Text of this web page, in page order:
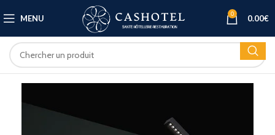
MENU 0 0.00€